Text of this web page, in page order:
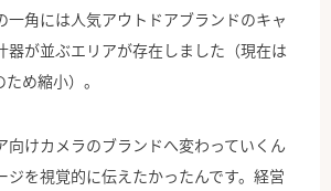
一角には人気アウトドアブランドのキャ
器が並ぶエリアが存在しました（現在は
め縮小）。
向けカメラのブランドへ変わっていくん
ジを視覚的に伝えたかったんです。経営